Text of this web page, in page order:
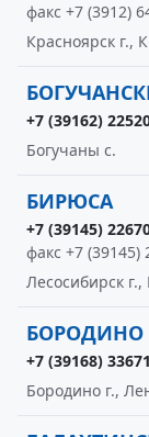
факс +7 (3912)
Красноярск г.,
+7 (39162)
Богучаны с.
БИРЮСА
+7 (39145)
факс +7 (39145)
Лесосибирск
БОРОДИНО
+7 (39168) 33671
Бородино г.,